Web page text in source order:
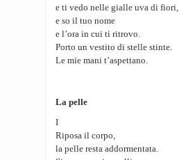
e ti vedo nelle gialle uva di fiori,
e so il tuo nome
e l’ora in cui ti ritrovo.
Porto un vestito di stelle stinte.
Le mie mani t’aspettano.
La pelle
I
Riposa il corpo,
la pelle resta addormentata.